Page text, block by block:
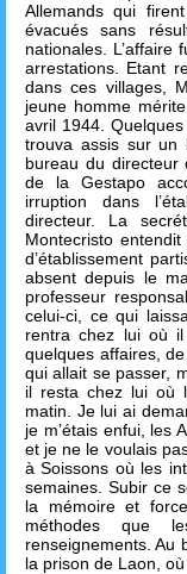
Allemands qui
évacués sans
nationales. L’affaire
arrestations. Etant
dans ces villages,
jeune homme
avril 1944.
trouva assis sur un
bureau du directeur
de la Gestapo
irruption dans
directeur. La
Montecristo entendit
d’établissement
absent depuis le
professeur
celui-ci, ce qui
rentra chez lui où
quelques affaires,
qui allait se passer,
il resta chez lui où
matin. Je lui ai
je m’étais enfui, les
et je ne le voulais
à Soissons où les
semaines. Subir ce
la mémoire et
méthodes que
renseignements. Au
la prison de Laon,